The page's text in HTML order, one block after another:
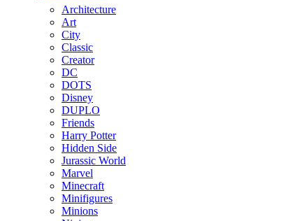
Architecture
Art
City
Classic
Creator
DC
DOTS
Disney
DUPLO
Friends
Harry Potter
Hidden Side
Jurassic World
Marvel
Minecraft
Minifigures
Minions